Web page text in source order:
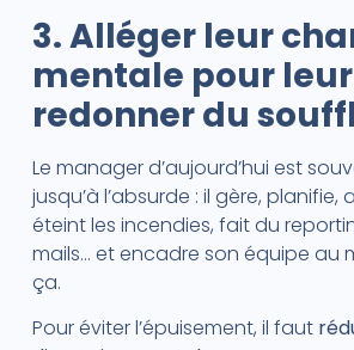
3. Alléger leur
mentale pour leur
redonner du
Le manager d’aujourd’hui est
jusqu’à l’absurde : il gère, planifie,
éteint les incendies, fait du
mails… et encadre son équipe au
ça.
Pour éviter l’épuisement, il faut